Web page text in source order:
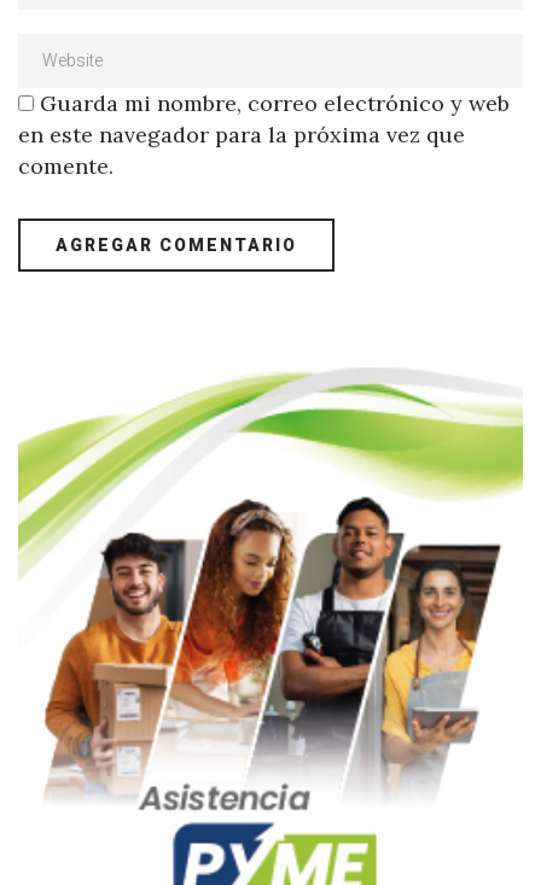
Guarda mi nombre, correo electrónico y web
en este navegador para la próxima vez que
comente.